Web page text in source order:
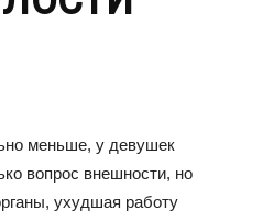
меньше, у девушек
вопрос внешности, но
ухудшая работу